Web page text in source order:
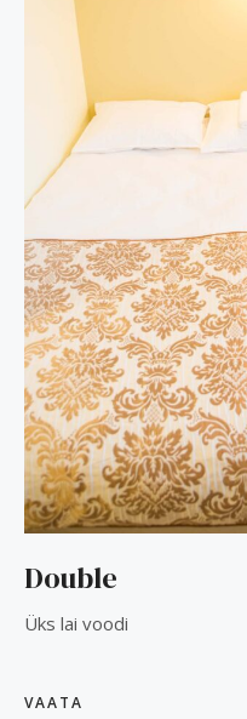
Double
Üks lai voodi
VAATA